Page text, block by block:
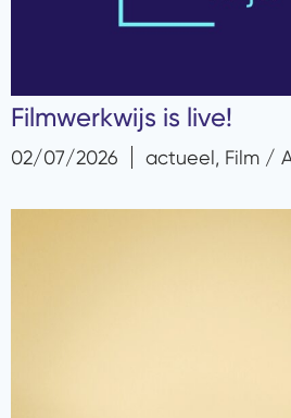
Filmwerkwijs is live!
02/07/2026 actueel, Film /